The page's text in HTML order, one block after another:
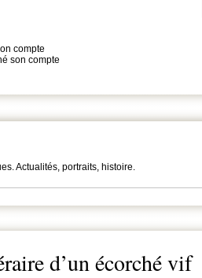
compte
son compte
Actualités, portraits, histoire.
d’un écorché vif